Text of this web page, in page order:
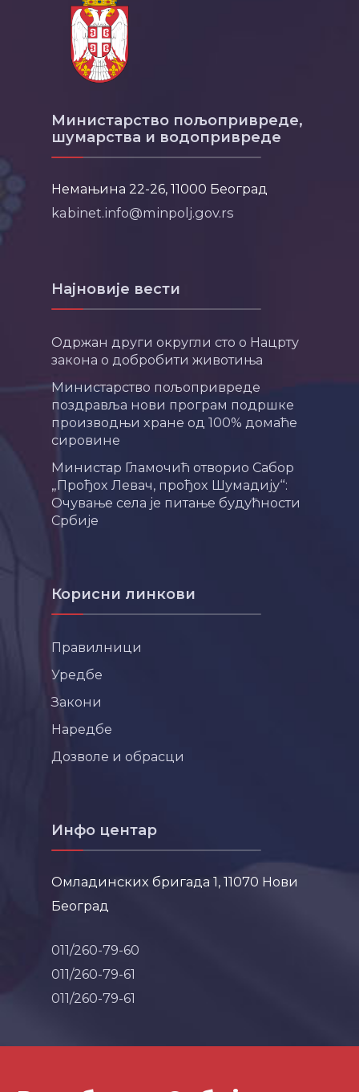
Министарство пољопривреде,
шумарства и водопривреде
Немањина 22-26, 11000 Београд
kabinet.info@minpolj.gov.rs
Најновије вести
Одржан други округли сто о Нацрту
закона о добробити животиња
Министарство пољопривреде
поздравља нови програм подршке
производњи хране од 100% домаће
сировине
Министар Гламочић отворио Сабор
„Прођох Левач, прођох Шумадију“:
Очување села је питање будућности
Србије
Корисни линкови
Правилници
Уредбе
Закони
Наредбе
Дозволе и обрасци
Инфо центар
Омладинских бригада 1, 11070 Нови
Београд
011/260-79-60
011/260-79-61
011/260-79-61